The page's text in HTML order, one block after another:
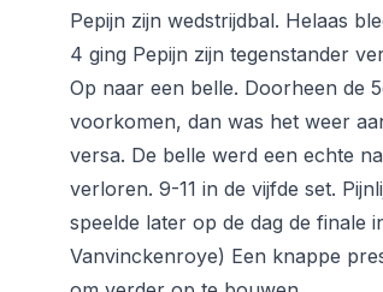
Pepijn zijn wedstrijdbal. Helaas
4 ging Pepijn zijn tegenstander
Op naar een belle. Doorheen de
voorkomen, dan was het weer
versa. De belle werd een echte
verloren. 9-11 in de vijfde set.
speelde later op de dag de finale
Vanvinckenroye) Een knappe